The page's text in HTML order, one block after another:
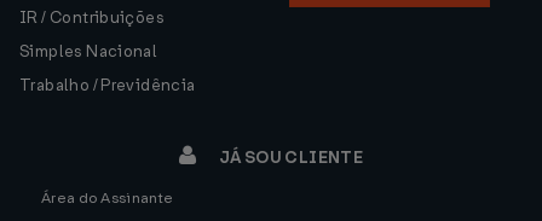
IR / Contribuições
Simples Nacional
Trabalho / Previdência
JÁ SOU CLIENTE
Área do Assinante